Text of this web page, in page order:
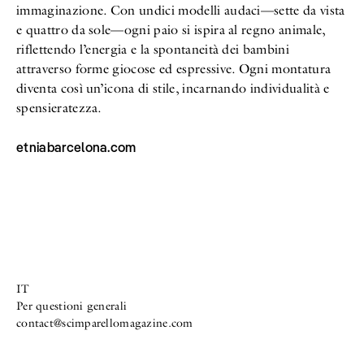
immaginazione. Con undici modelli audaci—sette da vista
e quattro da sole—ogni paio si ispira al regno animale,
riflettendo l’energia e la spontaneità dei bambini
attraverso forme giocose ed espressive. Ogni montatura
diventa così un’icona di stile, incarnando individualità e
spensieratezza.
etniabarcelona.com
IT
Per questioni generali
contact@scimparellomagazine.com